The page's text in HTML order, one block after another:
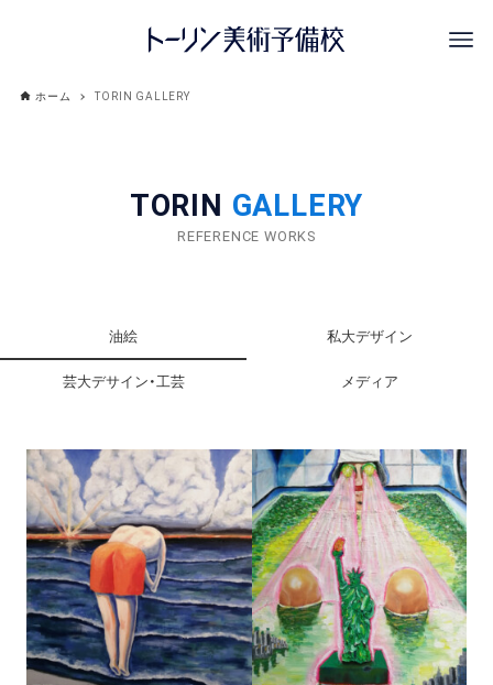
ホーム TORIN GALLERY
TORIN GALLERY
REFERENCE WORKS
油絵 私大デザイン
芸大デサイン・工芸 メディア